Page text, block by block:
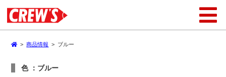
>商品情報 > ブルー
色 ：ブルー